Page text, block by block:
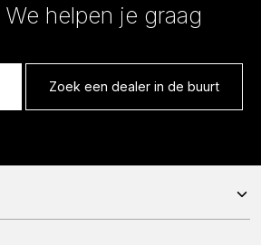
We helpen je graag
Zoek een dealer in de buurt